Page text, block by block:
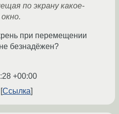
по экрану какое-
при перемещении
безнадёжен?
+00:00
Ссылка